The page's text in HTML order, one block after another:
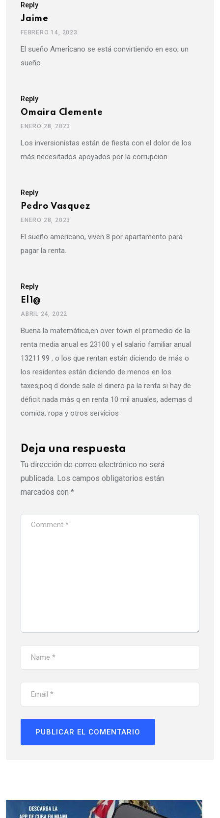
Reply
Jaime
FEBRERO 14, 2023
El sueño Americano se está convirtiendo en eso; un
sueño.
Reply
Omaira Clemente
ENERO 28, 2023
Los inversionistas están de fiesta con el dolor de los
más necesitados apoyados por la corrupcion
Reply
Pedro Vasquez
ENERO 28, 2023
El sueño americano, viven 8 por apartamento para
pagar la renta.
Reply
El1@
ABRIL 24, 2022
Buena la matemática,en over town el promedio de la
renta media anual es 23100 y el salario familiar anual
13211.99 , o los que rentan están diciendo de más o
los residentes están diciendo de menos en los
taxes,poq d donde sale el dinero pa la renta si hay de
déficit nada más q en renta 10 mil anuales, ademas d
comida, ropa y otros servicios
Deja una respuesta
Tu dirección de correo electrónico no será
publicada. Los campos obligatorios están
marcados con *